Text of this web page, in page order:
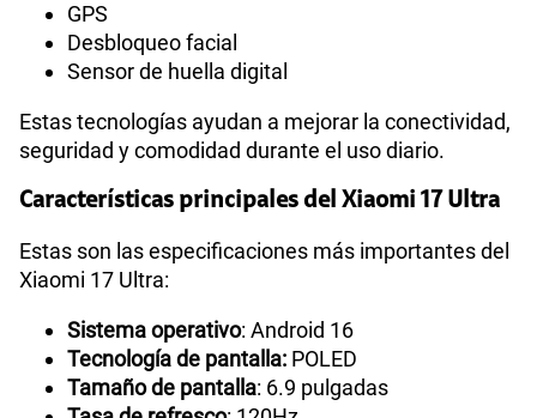
GPS
Desbloqueo facial
Sensor de huella digital
Estas tecnologías ayudan a mejorar la conectividad,
seguridad y comodidad durante el uso diario.
Características principales del Xiaomi 17 Ultra
Estas son las especificaciones más importantes del
Xiaomi 17 Ultra:
Sistema operativo: Android 16
Tecnología de pantalla: POLED
Tamaño de pantalla: 6.9 pulgadas